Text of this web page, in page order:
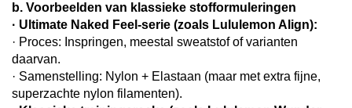
b. Voorbeelden van klassieke stofformuleringen
· Ultimate Naked Feel-serie (zoals Lululemon Align):
· Proces: Inspringen, meestal sweatstof of varianten
daarvan.
· Samenstelling: Nylon + Elastaan (maar met extra fijne,
superzachte nylon filamenten).